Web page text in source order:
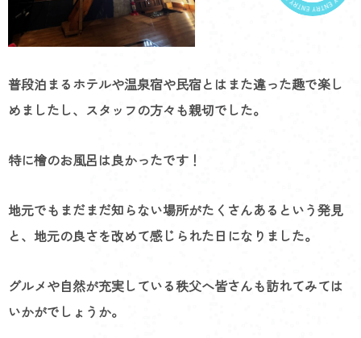
普段泊まるホテルや温泉宿や民宿とはまた違った趣で楽し
めましたし、スタッフの方々も親切でした。
特に檜のお風呂は良かったです！
地元でもまだまだ知らない場所がたくさんあるという発見
と、地元の良さを改めて感じられた日になりました。
グルメや自然が充実している秩父へ皆さんも訪れてみては
いかがでしょうか。